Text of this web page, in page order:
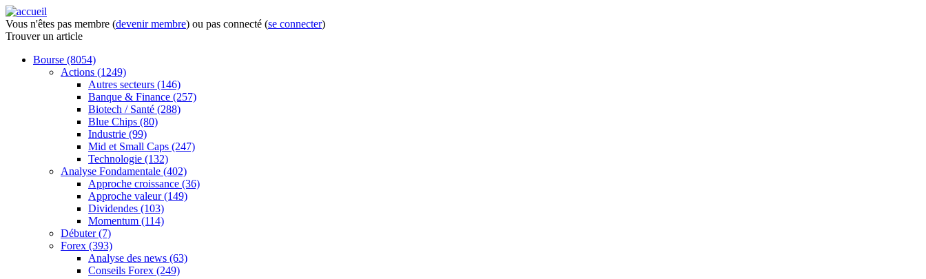
Vous n'êtes pas membre (devenir membre) ou pas connecté (se connecter)
Trouverun article
Bourse (8054)
Actions (1249)
Autres secteurs (146)
Banque & Finance (257)
Biotech / Santé (288)
Blue Chips (80)
Industrie (99)
Mid et Small Caps (247)
Technologie (132)
Analyse Fondamentale (402)
Approche croissance (36)
Approche valeur(149)
Dividendes (103)
Momentum (114)
Débuter(7)
Forex (393)
Analyse des news (63)
Conseils Forex (249)